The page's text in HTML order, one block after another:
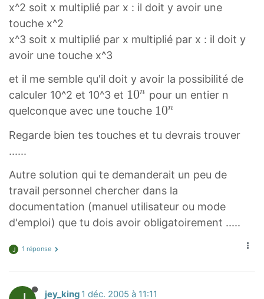
x^2 soit x multiplié par x : il doit y avoir une
touche x^2
x^3 soit x multiplié par x multiplié par x : il doit y
avoir une touche x^3
et il me semble qu'il doit y avoir la possibilité de
calculer 10^2 et 10^3 et 1
0
1
^
n
10n pour un entier n
quelconque avec une touche 1
n
0
^
n
10n
Regarde bien tes touches et tu devrais trouver
......
Autre solution qui te demanderait un peu de
travail personnel chercher dans la
documentation (manuel utilisateur ou mode
d'emploi) que tu dois avoir obligatoirement .....
J 1 réponse
jey_king 1 déc. 2005 à 11:11